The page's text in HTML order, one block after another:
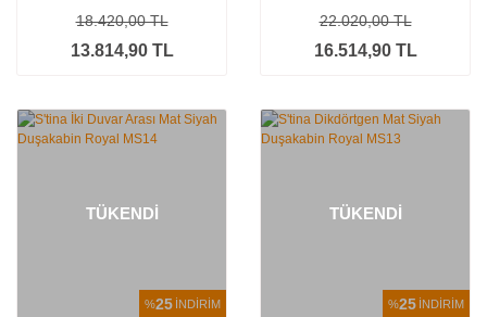
13.814,90 TL
18.420,00 TL
16.514,90 TL
22.020,00 TL
%25 İNDİRİM
TÜKENDİ
%25 İNDİRİM
TÜKENDİ